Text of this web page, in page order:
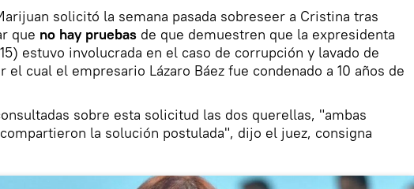
solicitó la semana pasada sobreseer a Cristina tras
que no hay pruebas de que demuestren que la expresidenta
estuvo involucrada en el caso de corrupción y lavado de
el cual el empresario Lázaro Báez fue condenado a 10 años de
sobre esta solicitud las dos querellas, "ambas
la solución postulada", dijo el juez, consigna